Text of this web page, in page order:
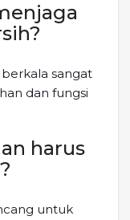
sangat
dan fungsi
harus
untuk